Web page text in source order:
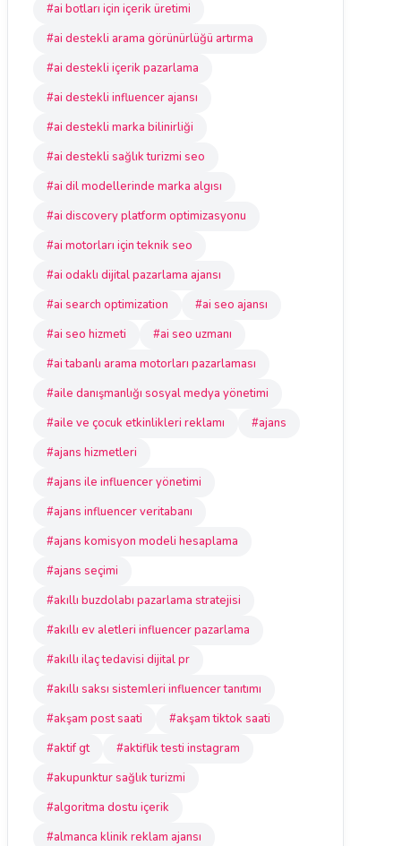
#ai botları için içerik üretimi
#ai destekli arama görünürlüğü artırma
#ai destekli içerik pazarlama
#ai destekli influencer ajansı
#ai destekli marka bilinirliği
#ai destekli sağlık turizmi seo
#ai dil modellerinde marka algısı
#ai discovery platform optimizasyonu
#ai motorları için teknik seo
#ai odaklı dijital pazarlama ajansı
#ai search optimization
#ai seo ajansı
#ai seo hizmeti
#ai seo uzmanı
#ai tabanlı arama motorları pazarlaması
#aile danışmanlığı sosyal medya yönetimi
#aile ve çocuk etkinlikleri reklamı
#ajans
#ajans hizmetleri
#ajans ile influencer yönetimi
#ajans influencer veritabanı
#ajans komisyon modeli hesaplama
#ajans seçimi
#akıllı buzdolabı pazarlama stratejisi
#akıllı ev aletleri influencer pazarlama
#akıllı ilaç tedavisi dijital pr
#akıllı saksı sistemleri influencer tanıtımı
#akşam post saati
#akşam tiktok saati
#aktif gt
#aktiflik testi instagram
#akupunktur sağlık turizmi
#algoritma dostu içerik
#almanca klinik reklam ajansı